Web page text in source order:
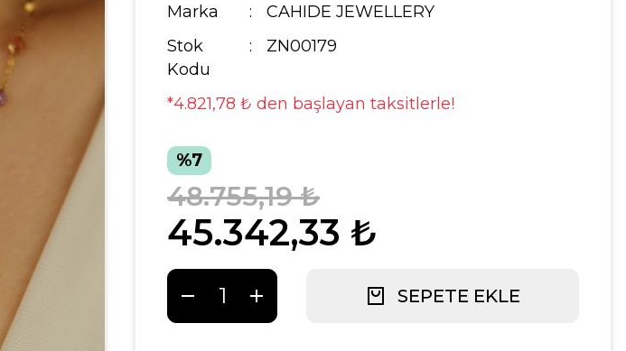
Marka
CAHIDE JEWELLERY
Stok
Kodu
ZN00179
*4.821,78 ₺ den başlayan taksitlerle!
%7
45.342,33 ₺
48.755,19 ₺
SEPETE EKLE